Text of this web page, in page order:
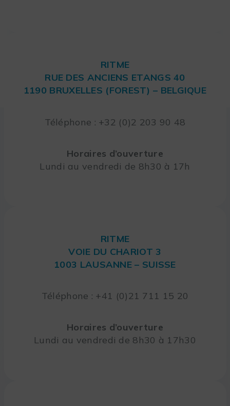
RITME
RUE DES ANCIENS ETANGS 40
1190 BRUXELLES (FOREST) – BELGIQUE
Téléphone : +32 (0)2 203 90 48
Horaires d’ouverture
Lundi au vendredi de 8h30 à 17h
RITME
VOIE DU CHARIOT 3
1003 LAUSANNE – SUISSE
Téléphone : +41 (0)21 711 15 20
Horaires d’ouverture
Lundi au vendredi de 8h30 à 17h30